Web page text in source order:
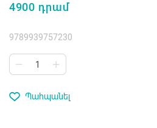
4900 դրամ
9789939757230
Պահպանել